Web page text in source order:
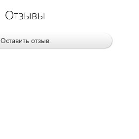
Отзывы
Оставить отзыв